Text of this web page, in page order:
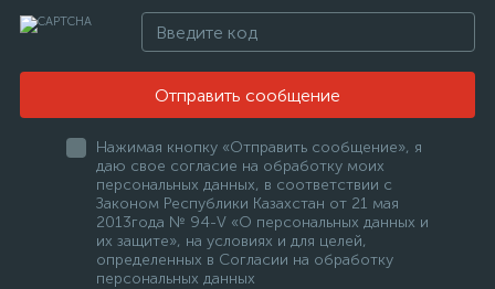
Отправить сообщение
Нажимая кнопку «Отправить сообщение», я
даю свое согласие на обработку моих
персональных данных, в соответствии с
Законом Республики Казахстан от 21 мая
2013года № 94-V «О персональных данных и
их защите», на условиях и для целей,
определенных в Согласии на обработку
персональных данных